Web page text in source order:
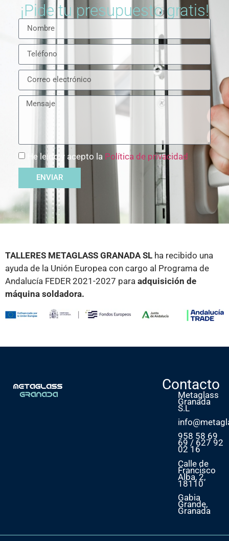
¡Pide tu presupuesto gratis!
He leído y acepto la Política de privacidad
ENVIAR
TALLERES METAGLASS GRANADA SL ha recibido una
ayuda de la Unión Europea con cargo al Programa de
Andalucía FEDER 2021-2027 para adquisición de
máquina soldadora.
Contacto
Metaglass
Granada
S.L
958 58 69
69 / 627 92
02 16
Calle de
Francisco
Alba, 2,
18110
Gabia
Grande,
Granada